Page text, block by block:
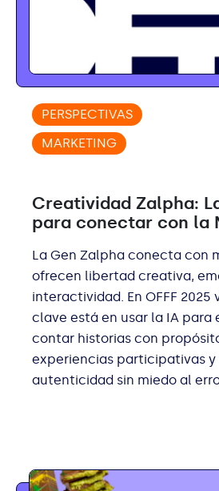
PERSPECTIVAS
MARKETING
Creatividad Zalpha:
para conectar con la
La Gen Zalpha conecta con
ofrecen libertad creativa,
interactividad. En OFFF 2025
clave está en usar la IA para
contar historias con
experiencias participativas y
autenticidad sin miedo al